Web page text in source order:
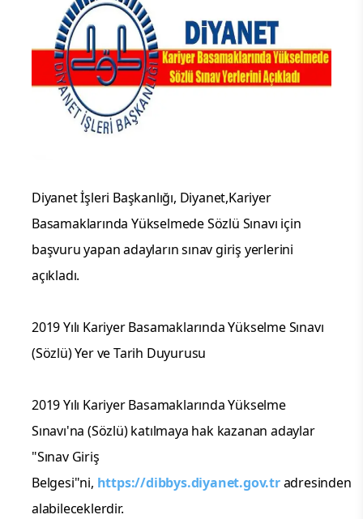
Diyanet İşleri Başkanlığı, Diyanet,Kariyer
Basamaklarında Yükselmede Sözlü Sınavı için
başvuru yapan adayların sınav giriş yerlerini
açıkladı.
2019 Yılı Kariyer Basamaklarında Yükselme Sınavı
(Sözlü) Yer ve Tarih Duyurusu
2019 Yılı Kariyer Basamaklarında Yükselme
Sınavı'na (Sözlü) katılmaya hak kazanan adaylar
"Sınav Giriş
Belgesi"ni, https://dibbys.diyanet.gov.tradresinden
alabileceklerdir.